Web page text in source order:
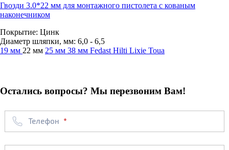
Гвозди 3.0*22 мм для монтажного пистолета с кованым
наконечником
Покрытие: Цинк
Диаметр шляпки, мм: 6,0 - 6,5
19 мм 22 мм 25 мм 38 мм Fedast Hilti Lixie Toua
Остались вопросы? Мы перезвоним Вам!
Телефон